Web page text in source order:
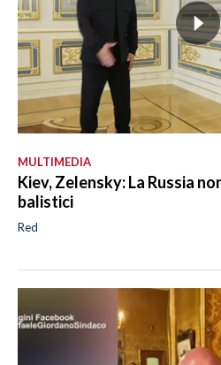
MULTIMEDIA
Kiev, Zelensky: La Russia
balistici
Red